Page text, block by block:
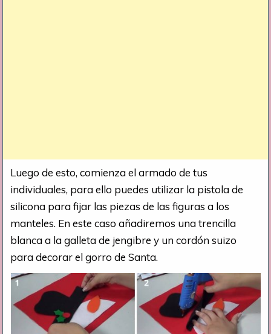
Luego de esto, comienza el armado de tus
individuales, para ello puedes utilizar la pistola de
silicona para fijar las piezas de las figuras a los
manteles. En este caso añadiremos una trencilla
blanca a la galleta de jengibre y un cordón suizo
para decorar el gorro de Santa.